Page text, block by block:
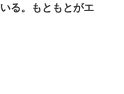
る。もともとがエ